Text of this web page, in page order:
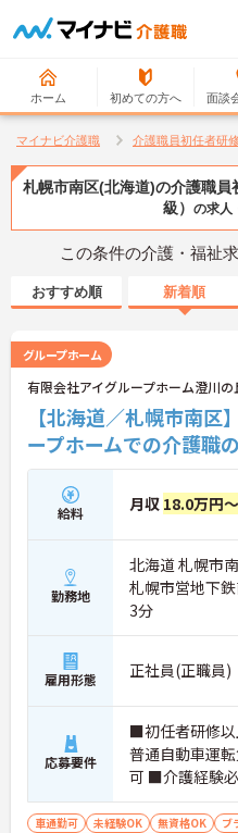
ホーム 初めての方へ 面談
マイナビ介護職 介護職員初任者研
札幌市南区(北海道)の介護職
級） の求人
この条件の介護・福祉
おすすめ順 新着順
グループホーム
有限会社アイグループホーム澄川の
【北海道／札幌市南
ープホームでの介護職
給料 月収 18.0万円
勤務地
北海道 札幌市
札幌市営地下
3分
雇用形態 正社員(正職員)
応募要件
■初任者研修
普通自動車運
可 ■介護経験
車通勤可 未経験OK 無資格OK ブ